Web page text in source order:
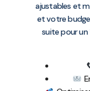
ajustables et
et votre
suite pour